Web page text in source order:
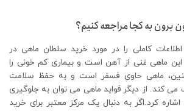
برون به کجا مراجعه کنیم؟
کاملی را در مورد خرید سلطان ماهی در
این ماهی غنی از آهن است و بیماری کم خونی را
ماهی حاوی فسفر است و به حفظ سلامت
کند. از دیگر فواید ماهی می توان به جلوگیری
کرد.اگر به دنبال یک مرکز معتبر برای خرید